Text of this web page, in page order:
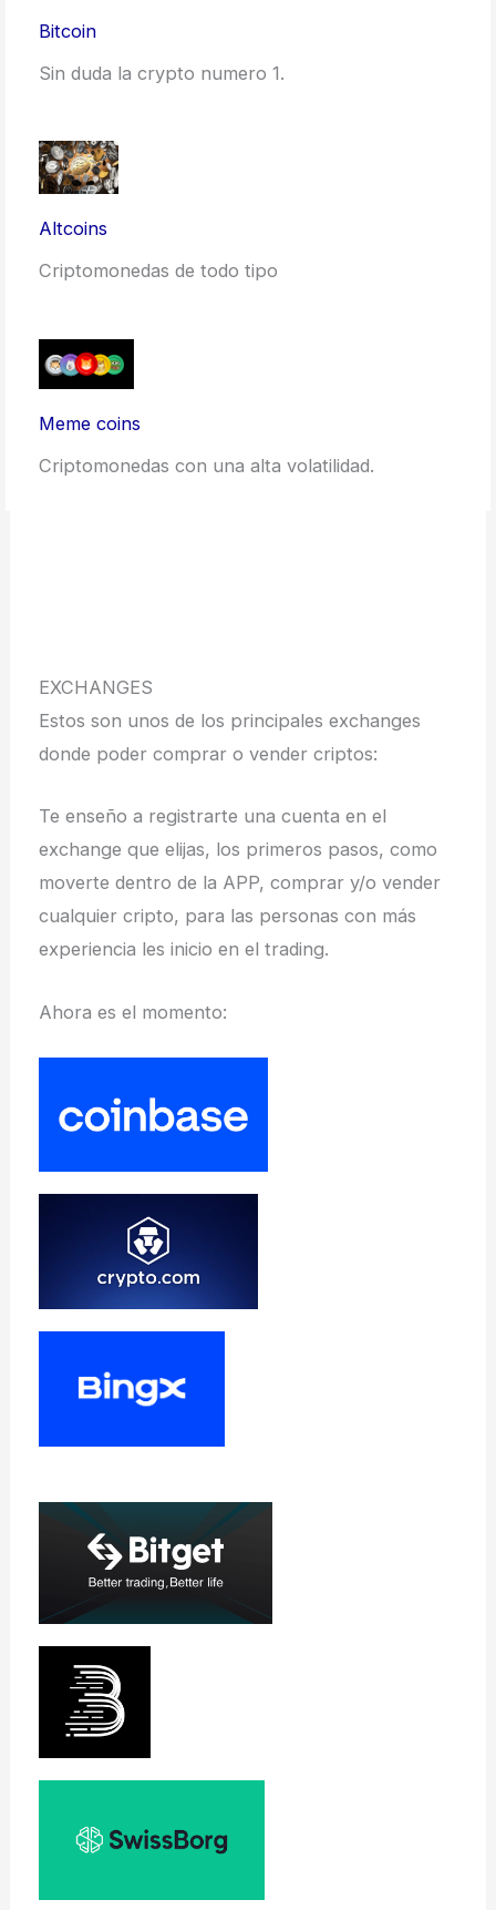
Bitcoin
Sin duda la crypto numero 1.
Altcoins
Criptomonedas de todo tipo
Meme coins
Criptomonedas con una alta volatilidad.
EXCHANGES
Estos son unos de los principales exchanges
donde poder comprar o vender criptos:
Te enseño a registrarte una cuenta en el
exchange que elijas, los primeros pasos, como
moverte dentro de la APP, comprar y/o vender
cualquier cripto, para las personas con más
experiencia les inicio en el trading.
Ahora es el momento: